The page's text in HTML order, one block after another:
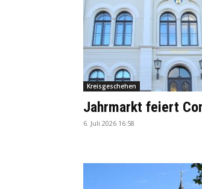
Kreisgeschehen
Jahrmarkt feiert
6. Juli 2026 16:58